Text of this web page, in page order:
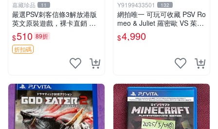
嘉藏珍品 11
嚴選PSV刺客信條3解放港版
英文原裝遊戲，裸卡直銷 刺
客信條3 游戲 港版游戲
$510 89折
折扣碼
Y9199433501 132
網拍唯一 可玩可收藏 PSV Ro
meo & Juliet 羅密歐 VS 茱麗
葉 全卷包 豪華版日版
$4,990